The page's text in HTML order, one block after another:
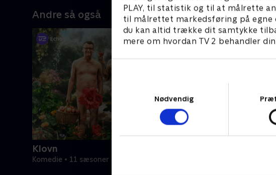
PLAY, til statistik og til at målrette
til målrettet markedsføring på egne
du kan altid trække dit samtykke
mere om hvordan TV 2 behandler
Nødvendig
Andre så også
Klovn
Komedie • 11 sæsoner